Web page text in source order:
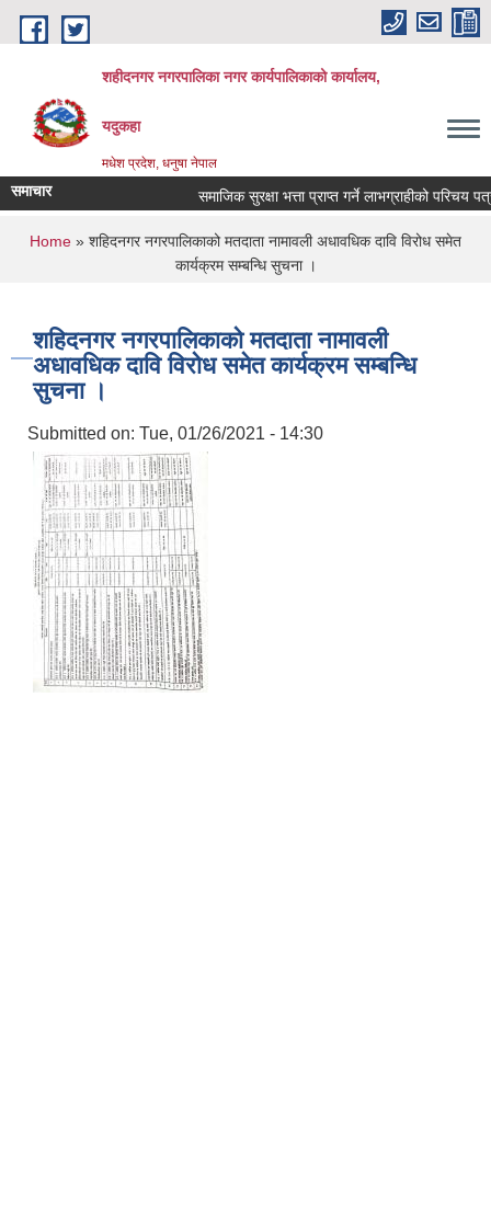
Skip to main content
शहीदनगर नगरपालिका नगर कार्यपालिकाको कार्यालय,
यदुकहा
मधेश प्रदेश, धनुषा नेपाल
समाचार समाजिक सुरक्षा भत्ता प्राप्त गर्ने लाभग्राहीको परिचय
You are here
Home » शहिदनगर नगरपालिकाको मतदाता नामावली अधावधिक दावि विरोध समेत
कार्यक्रम सम्बन्धि सुचना ।
शहिदनगर नगरपालिकाको मतदाता नामावली
अधावधिक दावि विरोध समेत कार्यक्रम सम्बन्धि
सुचना ।
Submitted on: Tue, 01/26/2021 - 14:30